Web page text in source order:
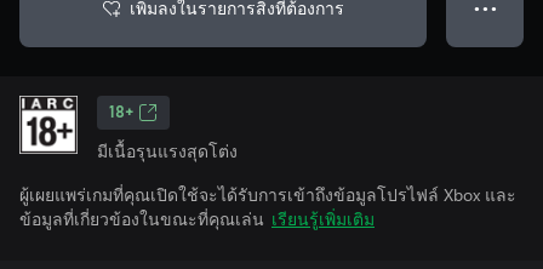
เพิ่มลงในรายการสิ่งที่ต้องการ ● ● ●
18+
มีเนื้อรุนแรงสุดโต่ง
ผู้เผยแพร่เกมที่คุณเปิดใช้จะได้รับการเข้าถึงข้อมูลโปรไฟล์ Xbox และ
ข้อมูลที่เกี่ยวข้องในขณะที่คุณเล่น เรียนรู้เพิ่มเติม